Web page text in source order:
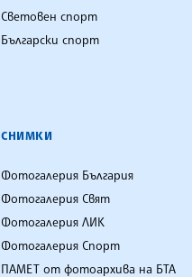
Световен спорт
Български спорт
СНИМКИ
Фотогалерия България
Фотогалерия Свят
Фотогалерия ЛИК
Фотогалерия Спорт
ПАМЕТ от фотоархива на БТА